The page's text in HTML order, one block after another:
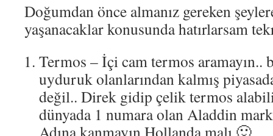
Doğumdan önce almanız gereken
yaşanacaklar konusunda hatırlarsam
Termos – İçi cam termos aramayın..
uyduruk olanlarından kalmış
değil.. Direk gidip çelik termos
dünyada 1 numara olan Aladdin
Adına kanmayın Hollanda malı 🙂